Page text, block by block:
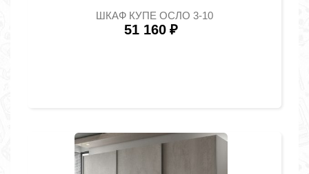
ШКАФ КУПЕ ОСЛО 3-10
51 160 ₽